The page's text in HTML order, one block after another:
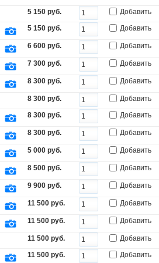
5 150 руб.
Добавить
5 150 руб. Добавить
6 600 руб. Добавить
7 300 руб. Добавить
8 300 руб. Добавить
8 300 руб.
Добавить
8 300 руб. Добавить
8 300 руб. Добавить
5 000 руб. Добавить
8 500 руб. Добавить
9 900 руб. Добавить
11 500 руб. Добавить
11 500 руб. Добавить
11 500 руб.
Добавить
11 500 руб. Добавить